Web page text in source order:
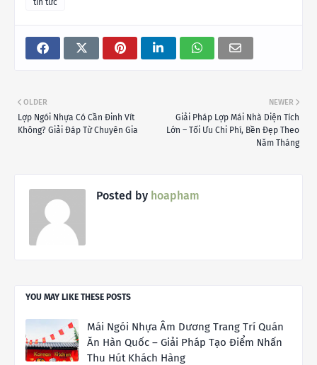
NEWER
Giải Pháp Lợp Mái Nhà Diện Tích
Lớn – Tối Ưu Chi Phí, Bền Đẹp Theo
Năm Tháng
OLDER
Lợp Ngói Nhựa Có Cần Đinh Vít
Không? Giải Đáp Từ Chuyên Gia
Posted by hoapham
YOU MAY LIKE THESE POSTS
Mái Ngói Nhựa Âm Dương Trang Trí Quán
Ăn Hàn Quốc – Giải Pháp Tạo Điểm Nhấn
Thu Hút Khách Hàng